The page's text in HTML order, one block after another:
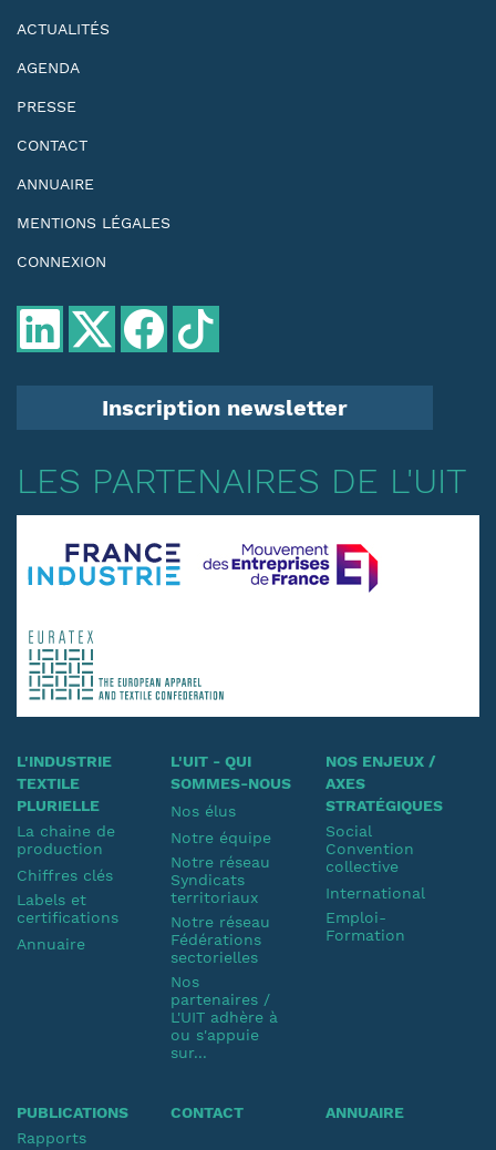
ACTUALITÉS
AGENDA
PRESSE
CONTACT
ANNUAIRE
MENTIONS LÉGALES
CONNEXION
Inscription newsletter
LES PARTENAIRES DE L'UIT
L'INDUSTRIE
TEXTILE
PLURIELLE
La chaine de
production
Chiffres clés
Labels et
certifications
Annuaire
L'UIT - QUI
SOMMES-NOUS
Nos élus
Notre équipe
Notre réseau
Syndicats
territoriaux
Notre réseau
Fédérations
sectorielles
Nos
partenaires /
L'UIT adhère à
ou s'appuie
sur...
NOS ENJEUX /
AXES
STRATÉGIQUES
Social
Convention
collective
International
Emploi-
Formation
PUBLICATIONS
Rapports
CONTACT ANNUAIRE